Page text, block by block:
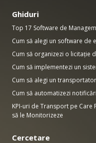
Ghiduri
Top 17 Software de
Cum să alegi un software
Cum să organizezi o licitație
Cum să implementezi un
Cum să alegi un
Cum să automatizezi
KPI-uri de Transport pe Care
să le Monitorizeze
Cercetare